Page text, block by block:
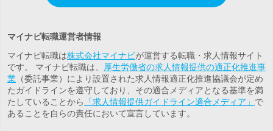
マイナビ転職運営者情報
マイナビ転職は株式会社マイナビが運営する転職・求人情報サイト
です。 マイナビ転職は、
厚生労働省の求人情報提供の適正化推進事
業 （委託事業）により設置された求人情報適正化推進協議会が定め
たガイドラインを遵守しており、その適合メディアとなる基準を満
たしていることから
「求人情報提供ガイドライン適合メディア」 で
あることを自らの責任において宣言しています。